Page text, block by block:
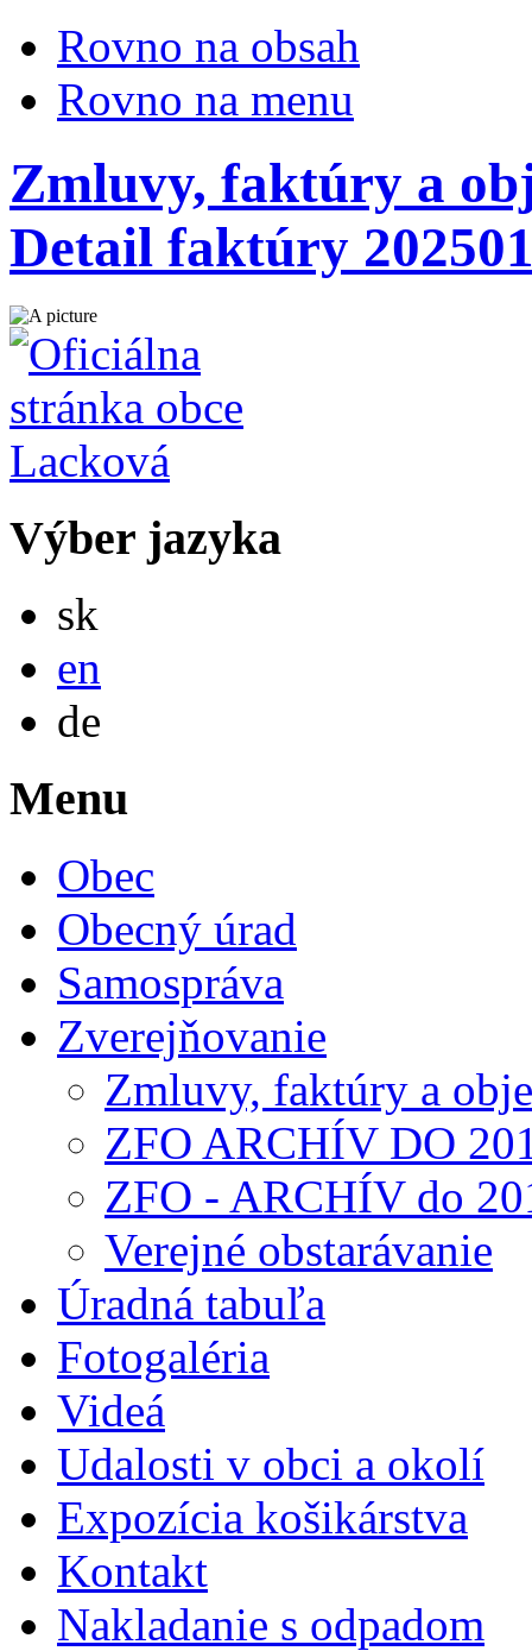
Rovno na obsah
Rovno na menu
Zmluvy, faktúry a
Detail faktúry
Výber jazyka
sk
en
de
Menu
Obec
Obecný úrad
Samospráva
Zverejňovanie
Zmluvy, faktúry a
ZFO ARCHÍV DO
ZFO - ARCHÍV do
Verejné obstarávanie
Úradná tabuľa
Fotogaléria
Videá
Udalosti v obci a okolí
Expozícia košikárstva
Kontakt
Nakladanie s odpadom